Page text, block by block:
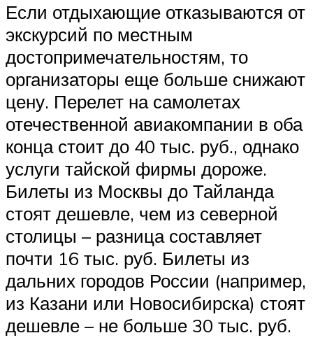
Если отдыхающие отказываются от
экскурсий по местным
достопримечательностям, то
организаторы еще больше снижают
цену. Перелет на самолетах
отечественной авиакомпании в оба
конца стоит до 40 тыс. руб., однако
услуги тайской фирмы дороже.
Билеты из Москвы до Тайланда
стоят дешевле, чем из северной
столицы – разница составляет
почти 16 тыс. руб. Билеты из
дальних городов России (например,
из Казани или Новосибирска) стоят
дешевле – не больше 30 тыс. руб.